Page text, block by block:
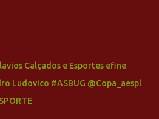
Calçados e Esportes efine
Ludovico #ASBUG @Copa_aespl